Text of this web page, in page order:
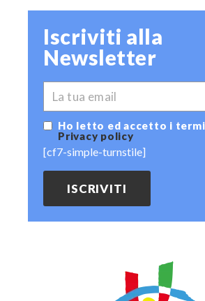
Iscriviti alla
Newsletter
EMAIL
Ho letto ed accetto i
Privacy policy
[cf7-simple-turnstile]